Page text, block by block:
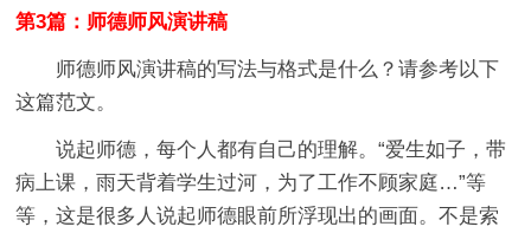
第3篇：师德师风演讲稿
师德师风演讲稿的写法与格式是什么？请参考以下
这篇范文。
说起师德，每个人都有自己的理解。“爱生如子，带
病上课，雨天背着学生过河，为了工作不顾家庭…”等
等，这是很多人说起师德眼前所浮现出的画面。不是索